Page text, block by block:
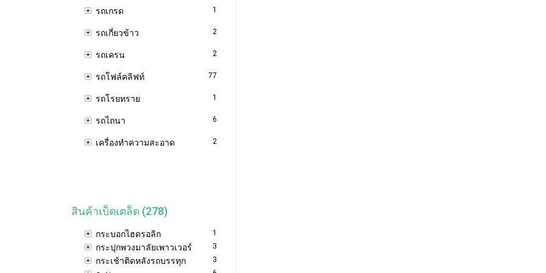
รถเกรด 1
รถเกี่ยวข้าว 2
รถเครน 2
รถโฟล์คลิฟท์ 77
รถโรยทราย 1
รถไถนา 6
เครื่องทำความสะอาด 2
สินค้าเบ็ดเตล็ด (278)
กระบอกไฮดรอลิก 1
กระปุกพวงมาลัยเพาวเวอร์ 3
กระเช้าติดหลังรถบรรทุก 3